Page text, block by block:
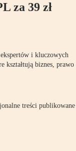
za 39 zł
i kluczowych
kształtują biznes, prawo
treści publikowane